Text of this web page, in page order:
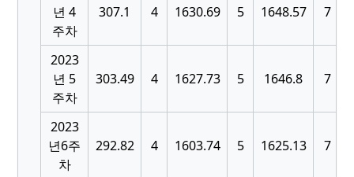
년 4
주차
307.1 4 1630.69 5 1648.57 7
2023
년 5
주차
303.49 4 1627.73 5 1646.8 7
2023
년6주
차
292.82 4 1603.74 5 1625.13 7